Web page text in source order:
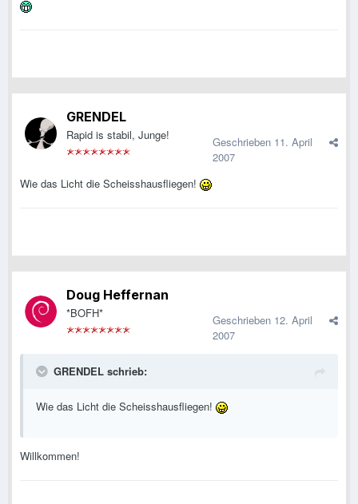
GRENDEL
Rapid is stabil, Junge! Geschrieben 11. April
2007
Wie das Licht die Scheisshausfliegen!
Doug Heffernan
*BOFH* Geschrieben 12. April
2007
GRENDEL schrieb:
Wie das Licht die Scheisshausfliegen!
Willkommen!